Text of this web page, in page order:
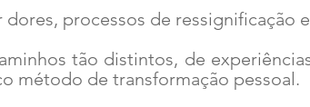
processos de ressignificação
tão distintos, de
método de transformação pessoal.